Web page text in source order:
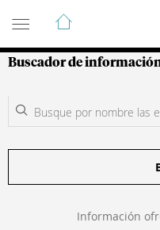
Guía de
Buscador de
Información